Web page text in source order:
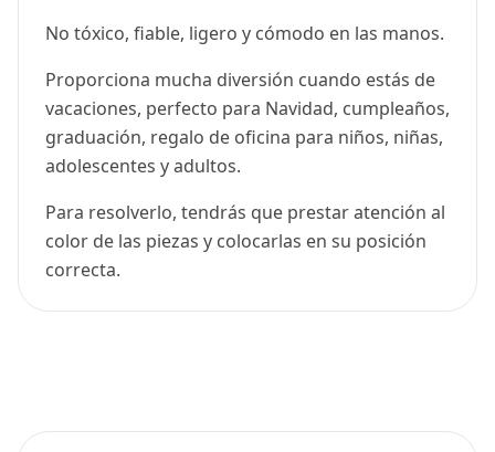
No tóxico, fiable, ligero y cómodo en las manos.
Proporciona mucha diversión cuando estás de
vacaciones, perfecto para Navidad, cumpleaños,
graduación, regalo de oficina para niños, niñas,
adolescentes y adultos.
Para resolverlo, tendrás que prestar atención al
color de las piezas y colocarlas en su posición
correcta.